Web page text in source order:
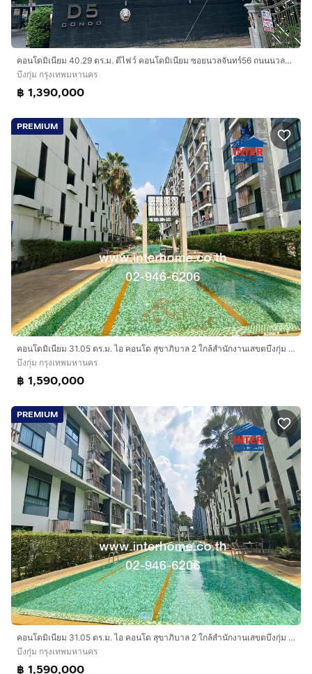
คอนโดมิเนียม 40.29 ตร.ม. ดีไฟว์ คอนโดมิเนียม ซอยนวลจันทร์56 ถนนนวลจันทร์ ถนนเลียบด่วนรามอินทรา ถนนประดิษฐ์มนูธรรม เขตบึงกุ่ม กรุงเทพมหานคร
บึงกุ่ม กรุงเทพมหานคร
฿ 1,390,000
PREMIUM
คอนโดมิเนียม 31.05 ตร.ม. ไอ คอนโด สุขาภิบาล 2 ใกล้สำนักงานเสขตบึงกุ่ม ถนนเสรีไทย ถนนรามคำแหง เขตบึงกุ่ม กรุงเทพมหานคร
บึงกุ่ม กรุงเทพมหานคร
฿ 1,590,000
PREMIUM
คอนโดมิเนียม 31.05 ตร.ม. ไอ คอนโด สุขาภิบาล 2 ใกล้สำนักงานเสขตบึงกุ่ม ถนนเสรีไทย ถนนรามคำแหง เขตบึงกุ่ม กรุงเทพมหานคร
บึงกุ่ม กรุงเทพมหานคร
฿ 1,590,000